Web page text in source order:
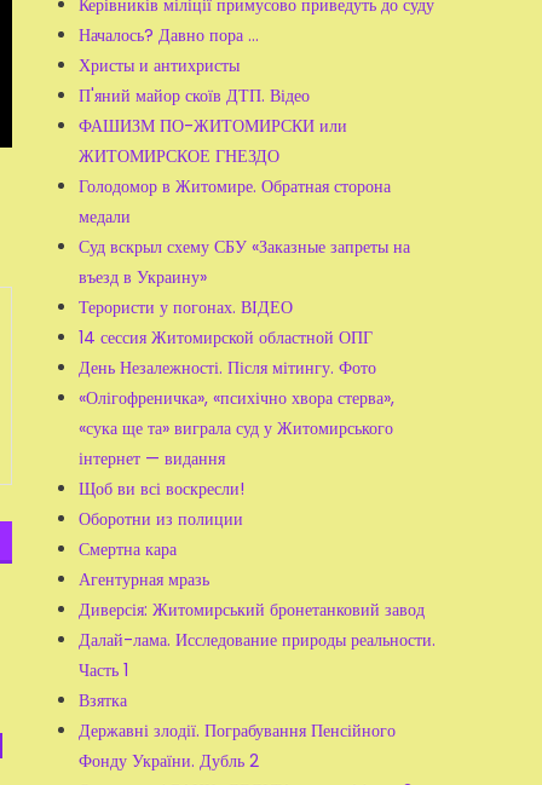
Керівників міліції примусово приведуть до суду
Началось? Давно пора …
Христы и антихристы
П'яний майор скоїв ДТП. Відео
ФАШИЗМ ПО-ЖИТОМИРСКИ или
ЖИТОМИРСКОЕ ГНЕЗДО
Голодомор в Житомире. Обратная сторона
медали
Суд вскрыл схему СБУ «Заказные запреты на
въезд в Украину»
Терористи у погонах. ВІДЕО
14 сессия Житомирской областной ОПГ
День Незалежності. Після мітингу. Фото
«Олігофреничка», «психічно хвора стерва»,
«сука ще та» виграла суд у Житомирського
інтернет — видання
Щоб ви всі воскресли!
Оборотни из полиции
Смертна кара
Агентурная мразь
Диверсія: Житомирський бронетанковий завод
Далай-лама. Исследование природы реальности.
Часть 1
Взятка
Державні злодії. Пограбування Пенсійного
Фонду України. Дубль 2